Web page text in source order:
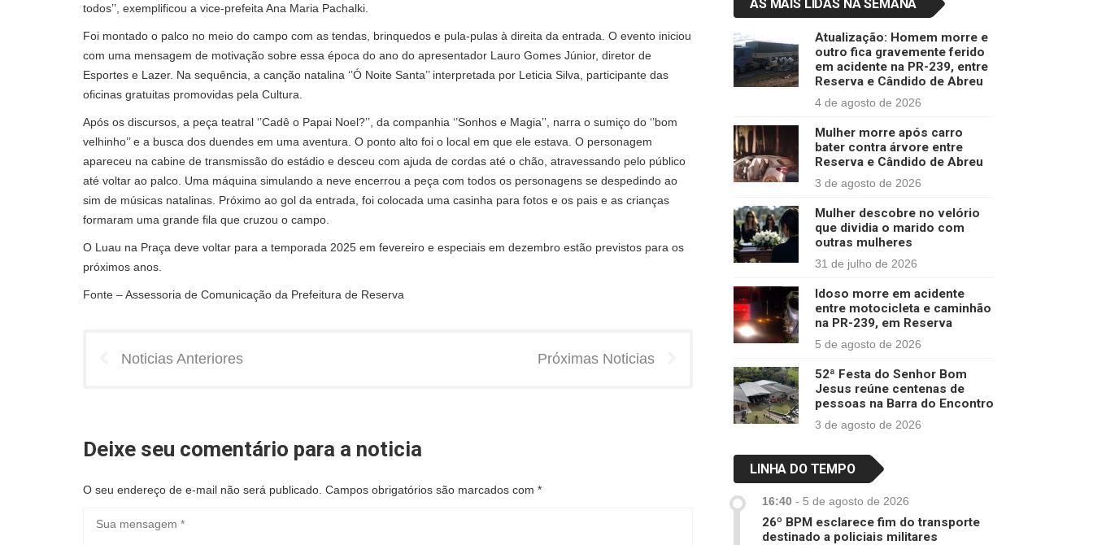
todos’’, exemplificou a vice-prefeita Ana Maria Pachalki.
Foi montado o palco no meio do campo com as tendas, brinquedos e pula-pulas à direita da entrada. O evento iniciou
com uma mensagem de motivação sobre essa época do ano do apresentador Lauro Gomes Júnior, diretor de
Esportes e Lazer. Na sequência, a canção natalina ‘’Ó Noite Santa’’ interpretada por Leticia Silva, participante das
oficinas gratuitas promovidas pela Cultura.
Após os discursos, a peça teatral ‘’Cadê o Papai Noel?’’, da companhia ‘’Sonhos e Magia’’, narra o sumiço do ‘’bom
velhinho’’ e a busca dos duendes em uma aventura. O ponto alto foi o local em que ele estava. O personagem
apareceu na cabine de transmissão do estádio e desceu com ajuda de cordas até o chão, atravessando pelo público
até voltar ao palco. Uma máquina simulando a neve encerrou a peça com todos os personagens se despedindo ao
sim de músicas natalinas. Próximo ao gol da entrada, foi colocada uma casinha para fotos e os pais e as crianças
formaram uma grande fila que cruzou o campo.
O Luau na Praça deve voltar para a temporada 2025 em fevereiro e especiais em dezembro estão previstos para os
próximos anos.
Fonte – Assessoria de Comunicação da Prefeitura de Reserva
Noticias Anteriores Próximas Noticias
Deixe seu comentário para a noticia
O seu endereço de e-mail não será publicado. Campos obrigatórios são marcados com *
AS MAIS LIDAS NA SEMANA
Atualização: Homem morre e
outro fica gravemente ferido
em acidente na PR-239, entre
Reserva e Cândido de Abreu
4 de agosto de 2026
Mulher morre após carro
bater contra árvore entre
Reserva e Cândido de Abreu
3 de agosto de 2026
Mulher descobre no velório
que dividia o marido com
outras mulheres
31 de julho de 2026
Idoso morre em acidente
entre motocicleta e caminhão
na PR-239, em Reserva
5 de agosto de 2026
52ª Festa do Senhor Bom
Jesus reúne centenas de
pessoas na Barra do Encontro
3 de agosto de 2026
LINHA DO TEMPO
16:40 - 5 de agosto de 2026
26º BPM esclarece fim do transporte
destinado a policiais militares